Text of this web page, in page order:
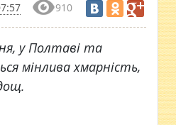
910
у Полтаві та
мінлива хмарність,